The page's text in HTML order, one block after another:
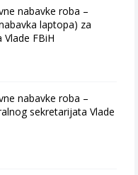
nabavke roba –
laptopa) za
FBiH
nabavke roba –
sekretarijata Vlade